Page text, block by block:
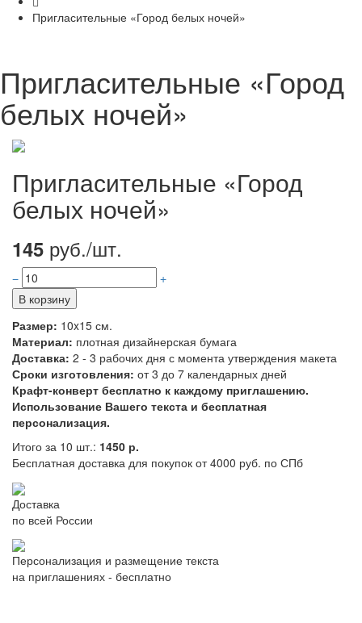
Пригласительные «Город белых ночей»
Пригласительные «Город
белых ночей»
Пригласительные «Город
белых ночей»
145 руб./шт.
В корзину
Размер: 10x15 см.
Материал: плотная дизайнерская бумага
Доставка: 2 - 3 рабочих дня с момента утверждения макета
Сроки изготовления: от 3 до 7 календарных дней
Крафт-конверт бесплатно к каждому приглашению.
Использование Вашего текста и бесплатная
персонализация.
Итого за 10 шт.: 1450 р.
Бесплатная доставка для покупок от 4000 руб. по СПб
Доставка
по всей России
Персонализация и размещение текста
на приглашениях - бесплатно